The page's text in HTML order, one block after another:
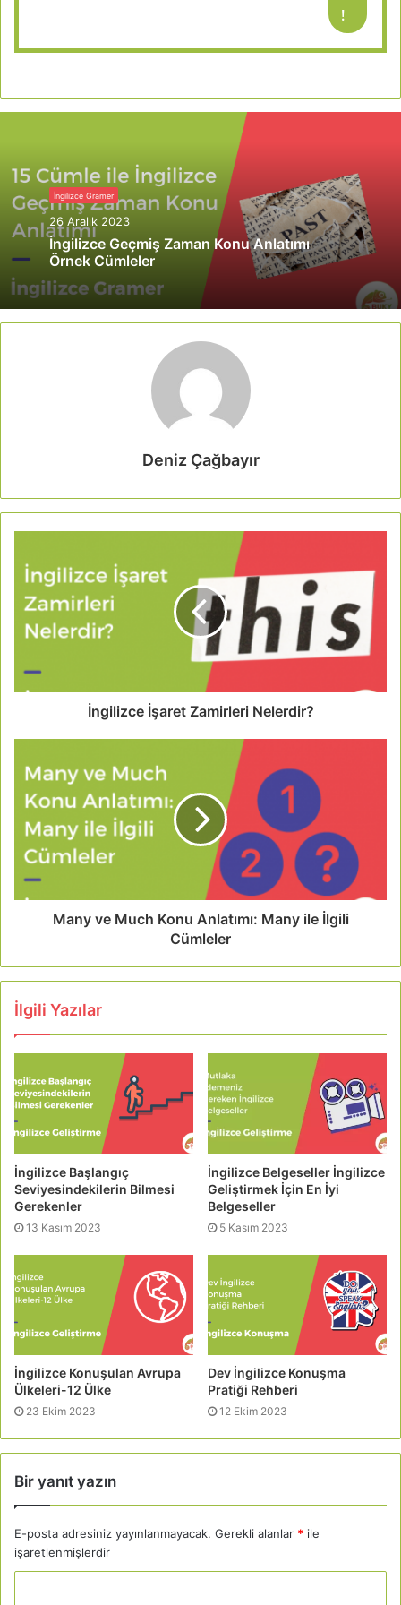
!
İngilizce Gramer
26 Aralık 2023
İngilizce Geçmiş Zaman Konu Anlatımı
Örnek Cümleler
Deniz Çağbayır
İngilizce İşaret Zamirleri Nelerdir?
Many ve Much Konu Anlatımı: Many ile İlgili
Cümleler
İlgili Yazılar
İngilizce Başlangıç
Seviyesindekilerin Bilmesi
Gerekenler
13 Kasım 2023
İngilizce Belgeseller İngilizce
Geliştirmek İçin En İyi
Belgeseller
5 Kasım 2023
İngilizce Konuşulan Avrupa
Ülkeleri-12 Ülke
23 Ekim 2023
Dev İngilizce Konuşma
Pratiği Rehberi
12 Ekim 2023
Bir yanıt yazın
E-posta adresiniz yayınlanmayacak. Gerekli alanlar * ile
işaretlenmişlerdir